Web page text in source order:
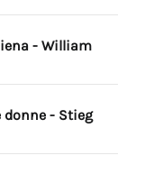
- William
donne - Stieg